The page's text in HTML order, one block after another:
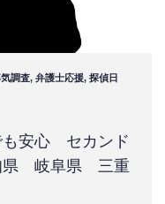
調査, 弁護士応援, 探偵日
安心 セカンド
県 岐阜県 三重